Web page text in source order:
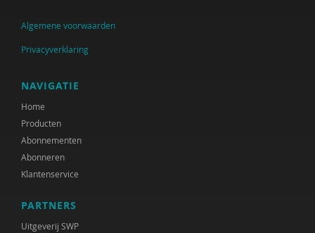
Inge Anthonijsz
Sander van Arum
Silke van Arum
Ellen Assenberg
Algemene voorwaarden
Privacyverklaring
NAVIGATIE
Home
Producten
Abonnementen
Abonneren
Klantenservice
PARTNERS
Uitgeverij SWP